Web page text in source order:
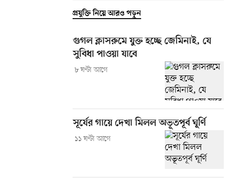
প্রযুক্তি নিয়ে আরও পড়ুন
গুগল ক্লাসরুমে যুক্ত হচ্ছে জেমিনাই, যে
সুবিধা পাওয়া যাবে
৮ ঘণ্টা আগে
সূর্যের গায়ে দেখা মিলল অভূতপূর্ব ঘূর্ণি
১১ ঘণ্টা আগে